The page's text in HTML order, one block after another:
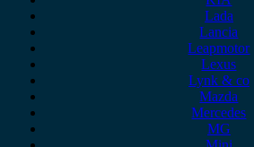
Lada
Lancia
Leapmotor
Lexus
Lynk & co
Mazda
Mercedes
MG